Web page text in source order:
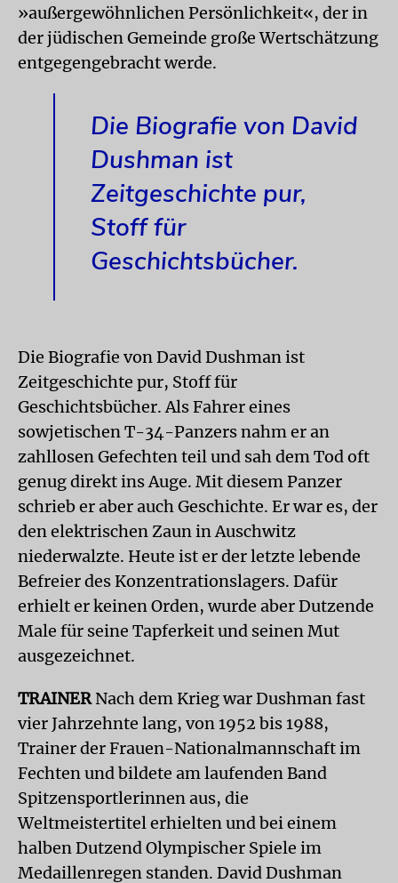
»außergewöhnlichen Persönlichkeit«, der in
der jüdischen Gemeinde große Wertschätzung
entgegengebracht werde.
Die Biografie von David
Dushman ist
Zeitgeschichte pur,
Stoff für
Geschichtsbücher.
Die Biografie von David Dushman ist
Zeitgeschichte pur, Stoff für
Geschichtsbücher. Als Fahrer eines
sowjetischen T-34-Panzers nahm er an
zahllosen Gefechten teil und sah dem Tod oft
genug direkt ins Auge. Mit diesem Panzer
schrieb er aber auch Geschichte. Er war es, der
den elektrischen Zaun in Auschwitz
niederwalzte. Heute ist er der letzte lebende
Befreier des Konzentrationslagers. Dafür
erhielt er keinen Orden, wurde aber Dutzende
Male für seine Tapferkeit und seinen Mut
ausgezeichnet.
TRAINERNach dem Krieg war Dushman fast
vier Jahrzehnte lang, von 1952 bis 1988,
Trainer der Frauen-Nationalmannschaft im
Fechten und bildete am laufenden Band
Spitzensportlerinnen aus, die
Weltmeistertitel erhielten und bei einem
halben Dutzend Olympischer Spiele im
Medaillenregen standen. David Dushman